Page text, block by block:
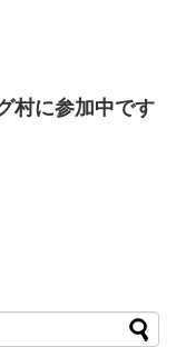
村に参加中です